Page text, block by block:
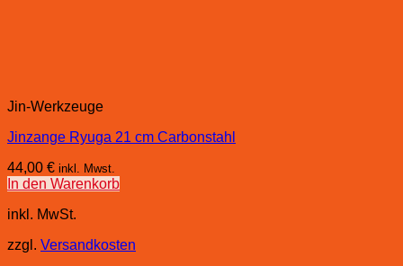
Jin-Werkzeuge
Jinzange Ryuga 21 cm Carbonstahl
44,00 € inkl. Mwst.
In den Warenkorb
inkl. MwSt.
zzgl. Versandkosten